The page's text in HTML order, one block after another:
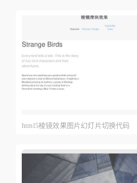
html5棱镜效果图片幻灯片切换代码